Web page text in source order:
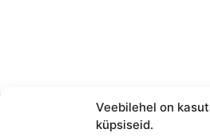
Veebilehel on
küpsiseid.